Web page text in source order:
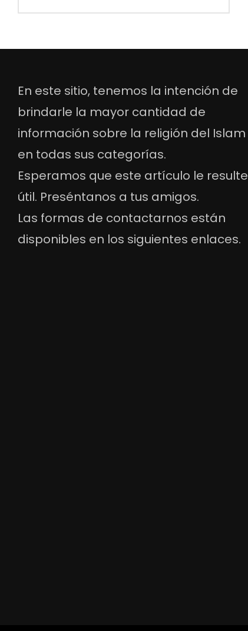
En este sitio, tenemos la intención de
brindarle la mayor cantidad de
información sobre la religión del Islam
en todas sus categorías.
Esperamos que este artículo le resulte
útil. Preséntanos a tus amigos.
Las formas de contactarnos están
disponibles en los siguientes enlaces.